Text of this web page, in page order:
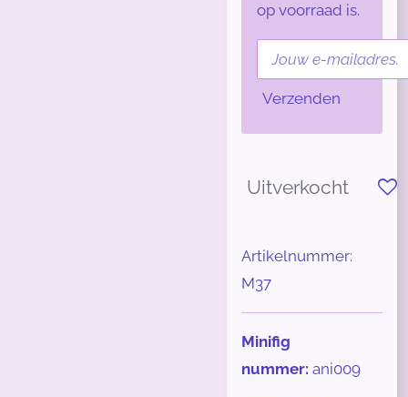
op voorraad is.
Verzenden
Uitverkocht
Artikelnummer:
M37
Minifig
nummer: ani009